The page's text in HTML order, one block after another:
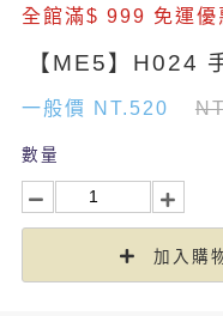
全館滿$ 999 免運優
一般價 NT.520
數量
加入購